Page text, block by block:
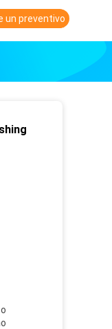
un preventivo